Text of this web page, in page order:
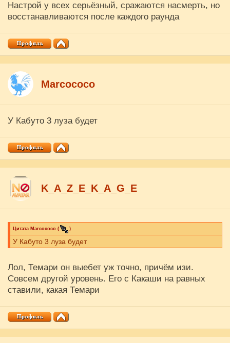
Настрой у всех серьёзный, сражаются насмерть, но
восстанавливаются после каждого раунда
Marcococo
У Кабуто 3 луза будет
K_A_Z_E_K_A_G_E
Цитата Marcococo ( )
У Кабуто 3 луза будет
Лол, Темари он выебет уж точно, причём изи.
Совсем другой уровень. Его с Какаши на равных
ставили, какая Темари